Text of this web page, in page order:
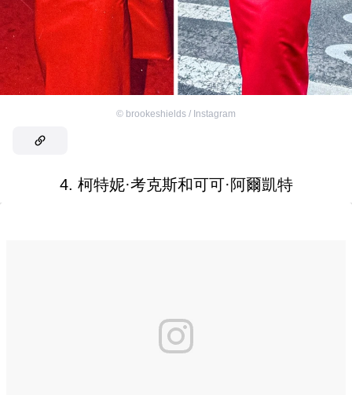
© brookeshields / Instagram
4. 柯特妮·考克斯和可可·阿爾凱特